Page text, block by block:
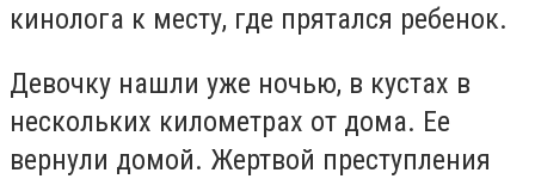
кинолога к месту, где прятался ребенок.
Девочку нашли уже ночью, в кустах в
нескольких километрах от дома. Ее
вернули домой. Жертвой преступления